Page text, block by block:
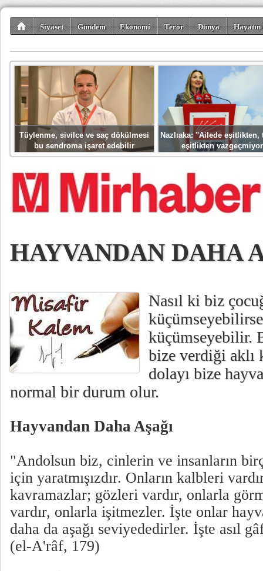
Siyaset Gündem Ekonomi Terör Dünya
Tüylenme, sivilce ve saç dökülmesi
bu sendroma işaret edebilir
Nazlıaka: ''Ailede eşitlikten,
eşitlikten
HAYVANDAN DAHA
Nasıl ki biz
küçümseyebilir.
bize verdiği aklı
dolayı bize
normal bir durum olur.
Hayvandan Daha Aşağı
"Andolsun biz, cinlerin ve insanların
için yaratmışızdır. Onların kalbleri
kavramazlar; gözleri vardır, onlarla
vardır, onlarla işitmezler. İşte onlar
daha da aşağı seviyededirler. İşte asıl
(el-A'râf, 179)